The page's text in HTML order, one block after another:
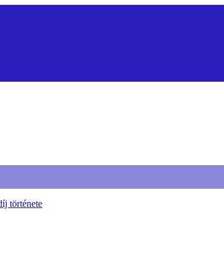
története